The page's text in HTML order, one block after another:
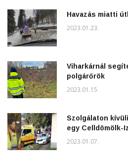
Havazás miatti
2023.01.23.
Viharkárnál
polgárőrök
2023.01.15.
Szolgálaton
egy Celldömölk-
2023.01.07.